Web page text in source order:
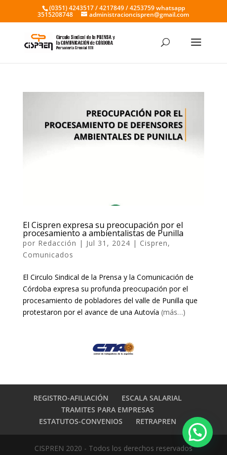
(0351) 4243517 / 4217849 / 4253759 whatsapp
3515208748 administracioncispren@gmail.com
El Cispren expresa su preocupación por el
procesamiento a ambientalistas de Punilla
por Redacción | Jul 31, 2024 | Cispren,
Comunicados
El Circulo Sindical de la Prensa y la Comunicación de
Córdoba expresa su profunda preocupación por el
procesamiento de pobladores del valle de Punilla que
protestaron por el avance de una Autovía (más…)
REGISTRO-AFILIACIÓN
ESCALA SALARIAL
TRAMITES PARA EMPRESAS
ESTATUTOS-CONVENIOS
RETRAPREN
CISPREN 2020 - Todos los derechos reservados